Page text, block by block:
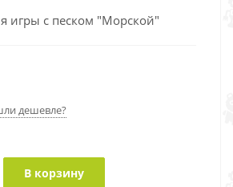
игры с песком "Морской"
дешевле?
В корзину